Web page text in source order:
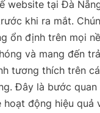
website tại Đà
khi ra mắt.
ổn định trên mọi
và mang đến
tương thích trên
Đây là bước
hoạt động hiệu quả